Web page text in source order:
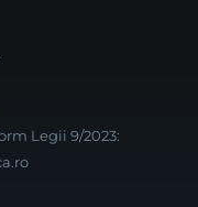
Legii 9/2023: